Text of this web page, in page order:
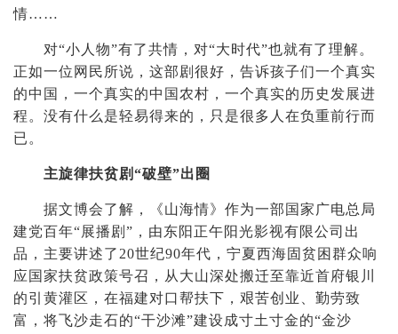
情……
对“小人物”有了共情，对“大时代”也就有了理解。
正如一位网民所说，这部剧很好，告诉孩子们一个真实
的中国，一个真实的中国农村，一个真实的历史发展进
程。没有什么是轻易得来的，只是很多人在负重前行而
已。
主旋律扶贫剧“破壁”出圈
据文博会了解，
《山海情》作为一部国家广电总局
建党百年“展播剧”，由东阳正午阳光影视有限公司出
品，主要讲述了20世纪90年代，宁夏西海固贫困群众响
应国家扶贫政策号召，从大山深处搬迁至靠近首府银川
的引黄灌区，在福建对口帮扶下，艰苦创业、勤劳致
富，将飞沙走石的“干沙滩”建设成寸土寸金的“金沙